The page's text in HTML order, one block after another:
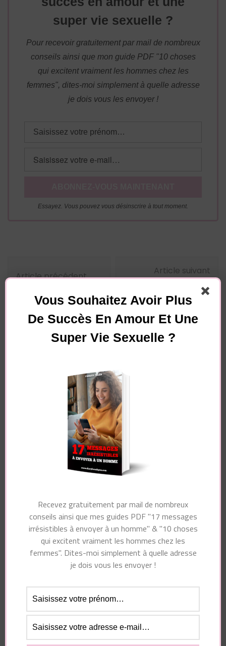
super vie sexuelle ?
Pour recevoir gratuitement par mail de nombreux
conseils ainsi que mon guide PDF "10 choses
qui excitent vraiment les hommes chez les
femmes", dites-moi simplement à quelle adresse
je dois vous les envoyer !
Essayez. Vous pouvez vous désinscrire à tout moment.
d'article
Article précédent
tomber amoureux
Article suivant
5 signes qu’un
homme vous aime
Laisser un commentaire
Commentaire
*
Vous Souhaitez Avoir Plus
De Succès En Amour Et Une
Super Vie Sexuelle ?
Recevez gratuitement par mail de nombreux
conseils ainsi que mes guides PDF "17 messages
irrésistibles à envoyer à un homme" & "10 choses
qui excitent vraiment les hommes chez les
femmes". Dites-moi simplement à quelle adresse
je dois vous les envoyer !